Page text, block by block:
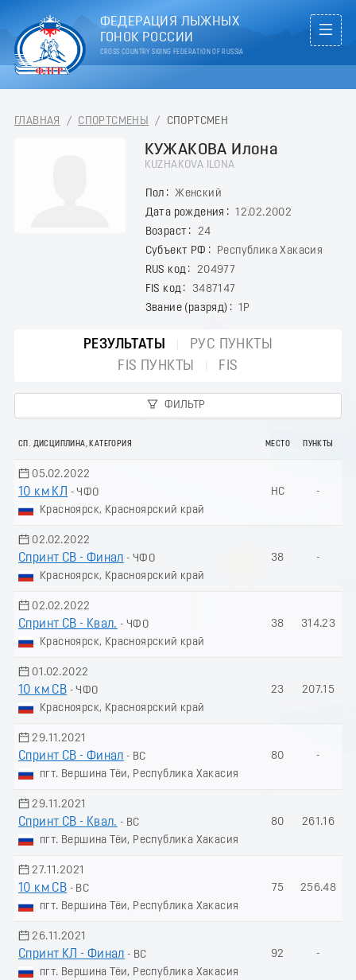
ФЕДЕРАЦИЯ ЛЫЖНЫХ
ГОНОК РОССИИ
CROSS COUNTRY SKIING FEDERATION OF RUSSIA
ГЛАВНАЯ / СПОРТСМЕНЫ / СПОРТСМЕН
КУЖАКОВА Илона
KUZHAKOVA ILONA
Пол
Женский
Дата рождения
12.02.2002
Возраст
24
Субъект РФ
Республика Хакасия
RUS код
204977
FIS код
3487147
Звание (разряд)
1Р
РЕЗУЛЬТАТЫ
РУС ПУНКТЫ
FIS ПУНКТЫ
FIS
ФИЛЬТР
СП. ДИСЦИПЛИНА, КАТЕГОРИЯ МЕСТО ПУНКТЫ
05.02.2022
10 км КЛ
- ЧФО
Красноярск, Красноярский край
НС -
02.02.2022
Спринт СВ - Финал - ЧФО
Красноярск, Красноярский край
38 -
02.02.2022
Спринт СВ - Квал. - ЧФО
Красноярск, Красноярский край
38 314.23
01.02.2022
10 км СВ - ЧФО
Красноярск, Красноярский край
23 207.15
29.11.2021
Спринт СВ - Финал - ВС
пгт. Вершина Тёи, Республика Хакасия
80 -
29.11.2021
Спринт СВ - Квал. - ВС
пгт. Вершина Тёи, Республика Хакасия
80 261.16
27.11.2021
10 км СВ - ВС
пгт. Вершина Тёи, Республика Хакасия
75 256.48
26.11.2021
Спринт КЛ - Финал - ВС
пгт. Вершина Тёи, Республика Хакасия
92 -